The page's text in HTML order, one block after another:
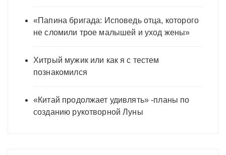
«Папина бригада: Исповедь отца, которого
не сломили трое малышей и уход жены»
Хитрый мужик или как я с тестем
познакомился
«Китай продолжает удивлять» -планы по
созданию рукотворной Луны